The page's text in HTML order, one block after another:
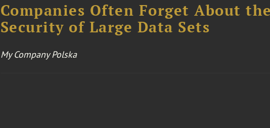
Companies Often Forget About the
Security of Large Data Sets
My Company Polska